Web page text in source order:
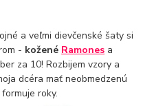
a veľmi dievčenské šaty si
- kožené Ramones a
za 10! Rozbijem vzory a
dcéra mať neobmedzenú
roky.